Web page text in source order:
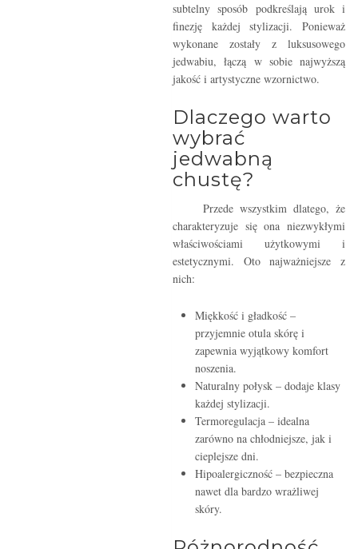
subtelny sposób podkreślają urok i
finezję każdej stylizacji. Ponieważ
wykonane zostały z luksusowego
jedwabiu, łączą w sobie najwyższą
jakość i artystyczne wzornictwo.
Dlaczego warto
wybrać
jedwabną
chustę?
Przede wszystkim dlatego, że
charakteryzuje się ona niezwykłymi
właściwościami użytkowymi i
estetycznymi. Oto najważniejsze z
nich:
Miękkość i gładkość –
przyjemnie otula skórę i
zapewnia wyjątkowy komfort
noszenia.
Naturalny połysk – dodaje klasy
każdej stylizacji.
Termoregulacja – idealna
zarówno na chłodniejsze, jak i
cieplejsze dni.
Hipoalergiczność – bezpieczna
nawet dla bardzo wrażliwej
skóry.